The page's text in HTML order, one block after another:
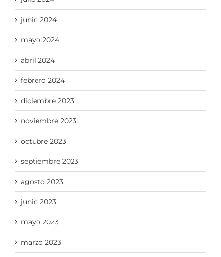
junio 2024
mayo 2024
abril 2024
febrero 2024
diciembre 2023
noviembre 2023
octubre 2023
septiembre 2023
agosto 2023
junio 2023
mayo 2023
marzo 2023